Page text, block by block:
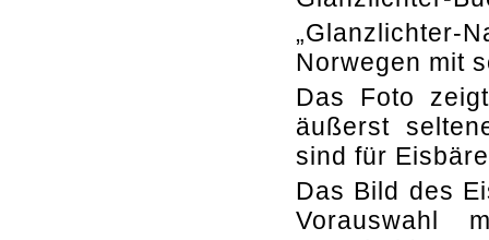
Norwegen mit
Das Foto
äußerst
sind für
Das Bild des